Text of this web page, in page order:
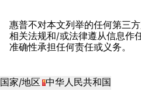
惠普不对本文列举的任何第三
相关法规和/或法律遵从信息作
准确性承担任何责任或义务。
国家/地区 中华人民共和国